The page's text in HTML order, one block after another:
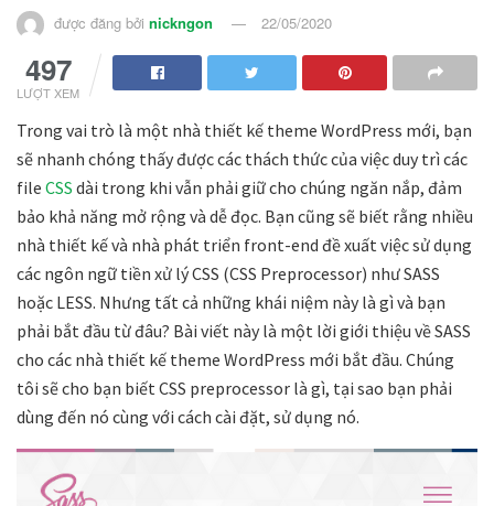
được đăng bởi nickngon 22/05/2020
497
LƯỢT XEM
Trong vai trò là một nhà thiết kế theme WordPress mới, bạn
sẽ nhanh chóng thấy được các thách thức của việc duy trì các
file CSS dài trong khi vẫn phải giữ cho chúng ngăn nắp, đảm
bảo khả năng mở rộng và dễ đọc. Bạn cũng sẽ biết rằng nhiều
nhà thiết kế và nhà phát triển front-end đề xuất việc sử dụng
các ngôn ngữ tiền xử lý CSS (CSS Preprocessor) như SASS
hoặc LESS. Nhưng tất cả những khái niệm này là gì và bạn
phải bắt đầu từ đâu? Bài viết này là một lời giới thiệu về SASS
cho các nhà thiết kế theme WordPress mới bắt đầu. Chúng
tôi sẽ cho bạn biết CSS preprocessor là gì, tại sao bạn phải
dùng đến nó cùng với cách cài đặt, sử dụng nó.